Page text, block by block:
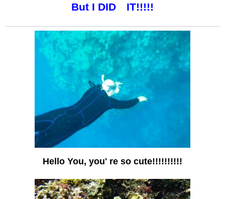
But I DID IT!!!!!
Hello You, you' re so cute!!!!!!!!!!